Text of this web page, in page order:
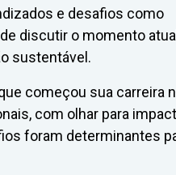
e desafios como
discutir o momento
sustentável.
começou sua carreira
com olhar para
foram determinantes